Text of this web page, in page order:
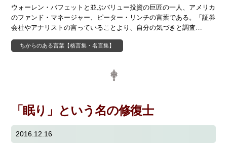
ウォーレン・バフェットと並ぶバリュー投資の巨匠の一人、アメリカ
のファンド・マネージャー、ピーター・リンチの言葉である。「証券
会社やアナリストの言っていることより、自分の気づきと調査…
ちからのある言葉【格言集・名言集】
「眠り」という名の修復士
2016.12.16